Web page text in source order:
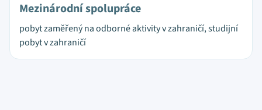
Mezinárodní spolupráce
pobyt zaměřený na odborné aktivity v zahraničí, studijní
pobyt v zahraničí